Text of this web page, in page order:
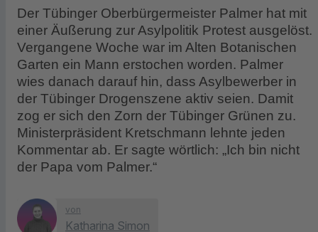
Der Tübinger Oberbürgermeister Palmer hat mit
einer Äußerung zur Asylpolitik Protest ausgelöst.
Vergangene Woche war im Alten Botanischen
Garten ein Mann erstochen worden. Palmer
wies danach darauf hin, dass Asylbewerber in
der Tübinger Drogenszene aktiv seien. Damit
zog er sich den Zorn der Tübinger Grünen zu.
Ministerpräsident Kretschmann lehnte jeden
Kommentar ab. Er sagte wörtlich: „Ich bin nicht
der Papa vom Palmer.“
von
Katharina Simon